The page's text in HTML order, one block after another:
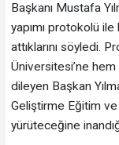
Başkanı Mustafa
yapımı protokolü ile
attıklarını söyledi.
Üniversitesi’ne hem
dileyen Başkan
Geliştirme Eğitim
yürüteceğine